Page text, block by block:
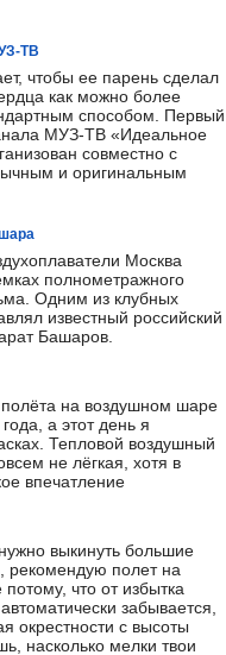
ТВ
чтобы ее парень сделал
как можно более
способом. Первый
МУЗ-ТВ «Идеальное
совместно с
и оригинальным
Москва
полнометражного
Одним из клубных
известный российский
Башаров.
на воздушном шаре
а этот день я
Тепловой воздушный
не лёгкая, хотя в
впечатление
выкинуть большие
рекомендую полет на
что от избытка
забывается,
окрестности с высоты
насколько мелки твои